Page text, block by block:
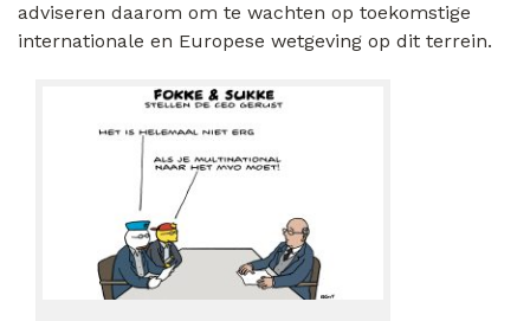
adviseren daarom om te wachten op toekomstige
internationale en Europese wetgeving op dit terrein.